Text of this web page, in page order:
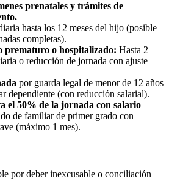
prenatales y trámites de
hasta los 12 meses del hijo (posible
completas).
prematuro o hospitalizado: Hasta 2
o reducción de jornada con ajuste
por guarda legal de menor de 12 años
dependiente (con reducción salarial).
el 50% de la jornada con salario
de familiar de primer grado con
(máximo 1 mes).
por deber inexcusable o conciliación